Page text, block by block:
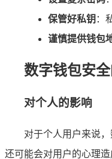
保管好私钥 ：
谨慎提供钱包
数字钱包安
对个人的影响
对于个人用户来说
还可能会对用户的心理